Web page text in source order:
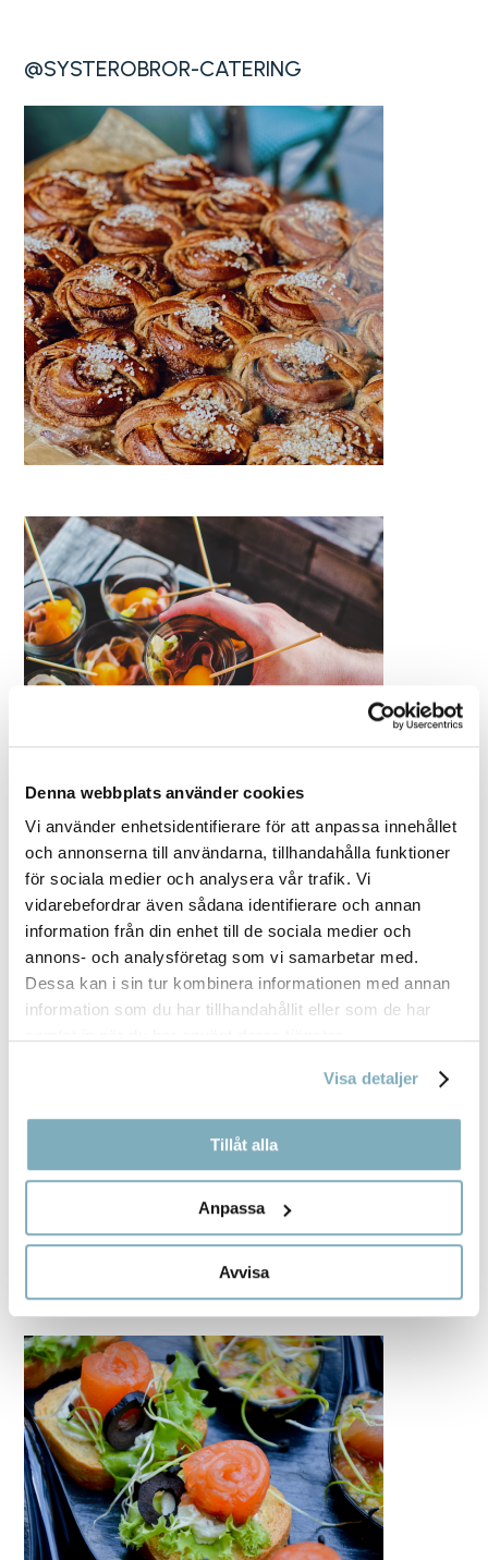
Denna webbplats använder cookies
Vi använder enhetsidentifierare för att anpassa innehållet
och annonserna till användarna, tillhandahålla funktioner
för sociala medier och analysera vår trafik. Vi
vidarebefordrar även sådana identifierare och annan
information från din enhet till de sociala medier och
annons- och analysföretag som vi samarbetar med.
Dessa kan i sin tur kombinera informationen med annan
information som du har tillhandahållit eller som de har
Visa detaljer
Tillåt alla
Anpassa
Avvisa
@SYSTEROBROR-CATERING